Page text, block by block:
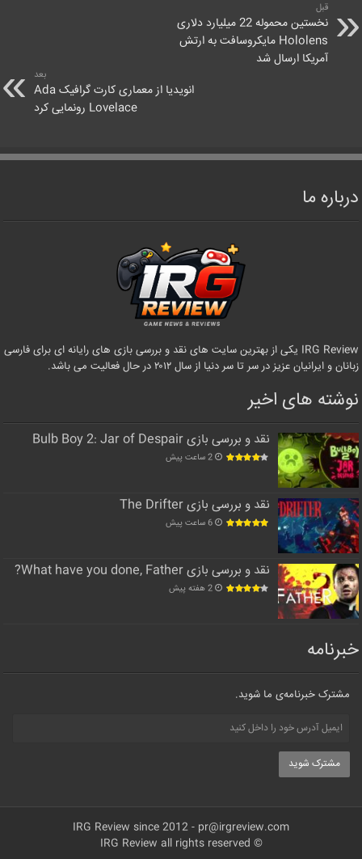
قبل
نخستین محموله 22 میلیارد دلاری
Hololens مایکروسافت به ارتش
آمریکا ارسال شد
بعد
انویدیا از معماری کارت گرافیک Ada
Lovelace رونمایی کرد
درباره ما
IRG Review یکی از بهترین سایت های نقد و بررسی بازی های رایانه ای برای فارسی
زبانان و ایرانیان عزیز در سر تا سر دنیا از سال ۲۰۱۲ در حال فعالیت می باشد.
نوشته های اخیر
نقد و بررسی بازی Bulb Boy 2: Jar of Despair
2 ساعت پیش
نقد و بررسی بازی The Drifter
6 ساعت پیش
نقد و بررسی بازی What have you done, Father?
2 هفته پیش
خبرنامه
مشترک خبرنامه‌ی ما شوید.
IRG Review since 2012 - pr@irgreview.com
© IRG Review all rights reserved